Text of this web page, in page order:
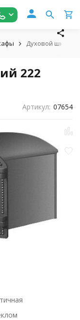
Духовой шкаф
222
Артикул: 07654